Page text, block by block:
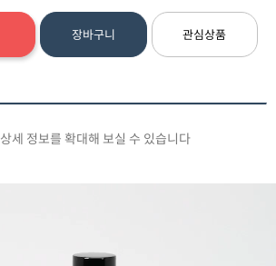
장바구니 관심상품
상세 정보를 확대해 보실 수 있습니다